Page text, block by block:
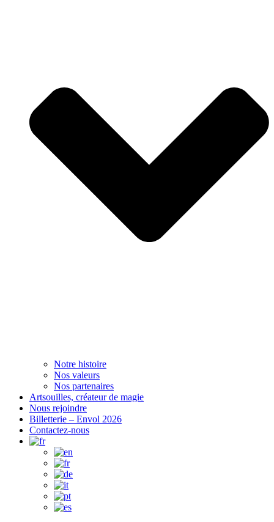
Notre histoire
Nos valeurs
Nos partenaires
Artsouilles, créateur de magie
Nous rejoindre
Billetterie – Envol 2026
Contactez-nous